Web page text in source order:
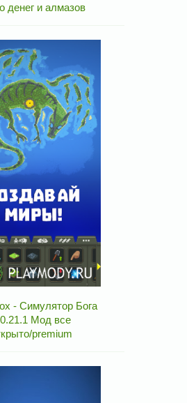
денег и алмазов
- Симулятор Бога
Мод все
premium